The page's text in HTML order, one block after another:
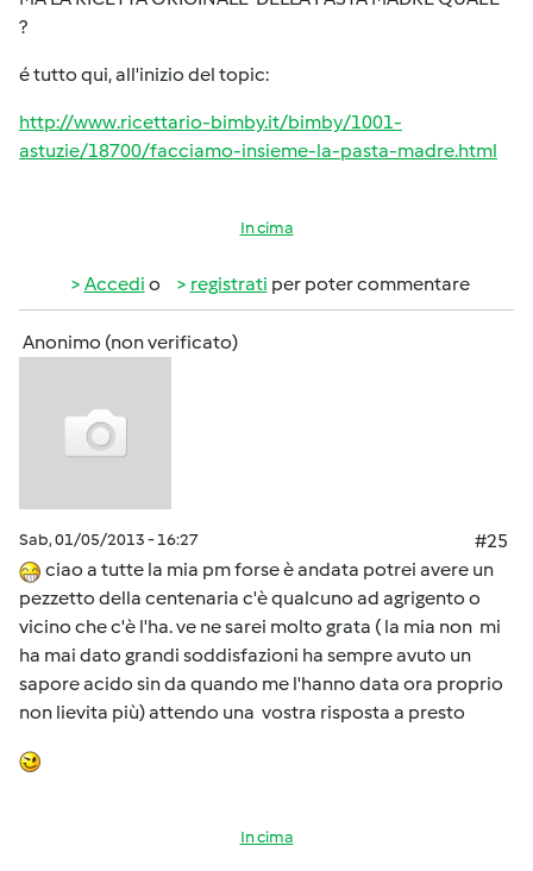
?
é tutto qui, all'inizio del topic:
http://www.ricettario-bimby.it/bimby/1001-
astuzie/18700/facciamo-insieme-la-pasta-madre.html
In cima
Accedi o registrati per poter commentare
Anonimo (non verificato)
Sab, 01/05/2013 - 16:27
#25
ciao a tutte la mia pm forse è andata potrei avere un
pezzetto della centenaria c'è qualcuno ad agrigento o
vicino che c'è l'ha. ve ne sarei molto grata ( la mia non mi
ha mai dato grandi soddisfazioni ha sempre avuto un
sapore acido sin da quando me l'hanno data ora proprio
non lievita più) attendo una vostra risposta a presto
In cima